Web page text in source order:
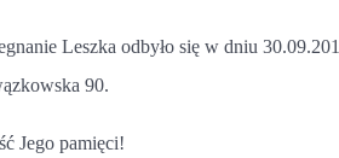
Leszka odbyło się w dniu
90.
Jego pamięci!